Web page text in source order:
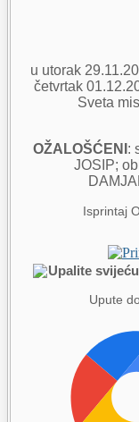
u utorak
četvrtak
Sveta
OŽALOŠĆENI :
JOSIP;
Isprintaj
Upalite svijeću
Upute